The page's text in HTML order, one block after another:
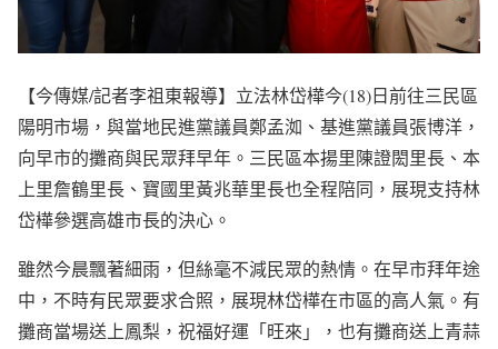
【今傳媒/記者李祖東報導】立法林岱樺今(18)日前往三民區
陽明市場，與當地民進黨議員鄭孟洳、基進黨議員張博洋，
向早市的攤商與民眾拜早年。三民區本揚里陳證閎里長、本
上里詹鶴里長、寶國里黃兆華里長也全程陪同，展現支持林
岱樺參選高雄市長的決心。
雖然今晨飄著細雨，但絲毫不減民眾的熱情。在早市拜年途
中，不時有民眾要求合照，展現林岱樺在市區的高人氣。有
攤商當場送上鳳梨，祝福好運「旺來」，也有攤商送上青蒜